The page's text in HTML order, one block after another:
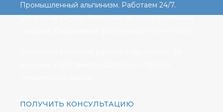
Промышленный альпинизм. Работаем 24/7.
Допуск на высоту. Материал по корпоративным
ПОЛУЧИТЬ КОНСУЛЬТАЦИЮ